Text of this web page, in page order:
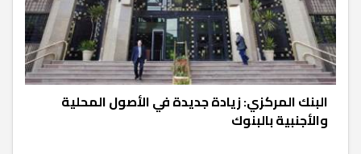
البنك المركزي: زيادة جديدة في الأصول المحلية
والأجنبية بالبنوك